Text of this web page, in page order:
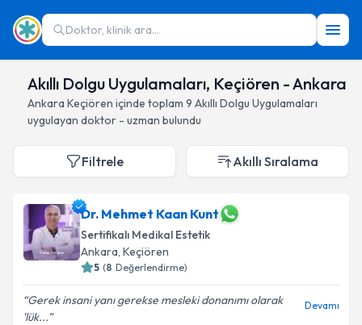
Doktor, klinik ara...
Akıllı Dolgu Uygulamaları, Keçiören - Ankara
Ankara Keçiören içinde toplam 9 Akıllı Dolgu Uygulamaları
uygulayan doktor - uzman bulundu
Filtrele Akıllı Sıralama
Dr. Mehmet Kaan Kunt
Sertifikalı Medikal Estetik
Ankara, Keçiören
5 (8 Değerlendirme)
Gerek insani yanı gerekse mesleki donanımı olarak
'lük...
Devamı